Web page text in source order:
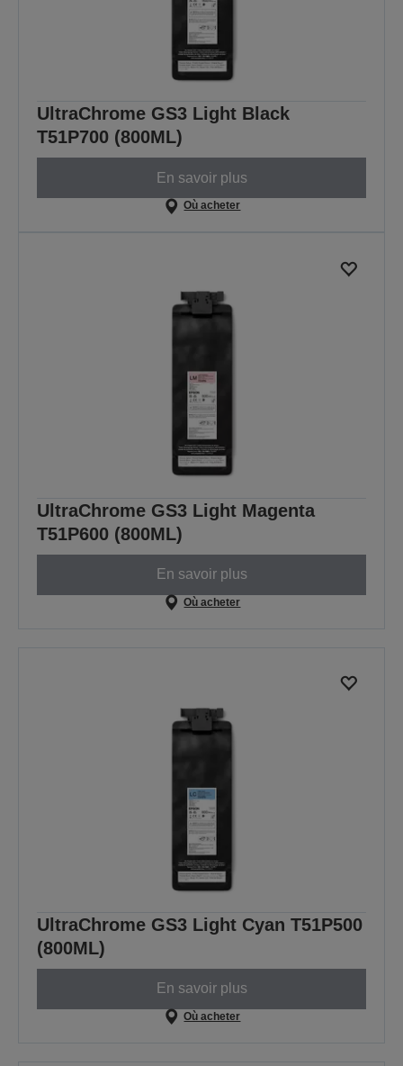
UltraChrome GS3 Light Black
T51P700 (800ML)
En savoir plus
Où acheter
UltraChrome GS3 Light Magenta
T51P600 (800ML)
En savoir plus
Où acheter
UltraChrome GS3 Light Cyan T51P500
(800ML)
En savoir plus
Où acheter